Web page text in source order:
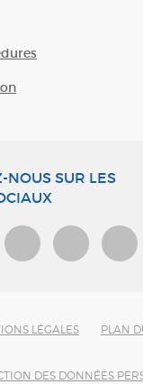
NOUS SUR LES
LÉGALES PLAN
DES DONNÉES